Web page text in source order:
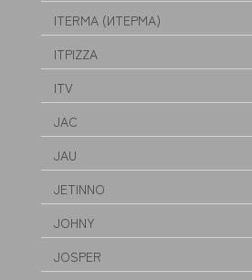
ITERMA (ИТЕРМА)
ITPIZZA
ITV
JAC
JAU
JETINNO
JOHNY
JOSPER